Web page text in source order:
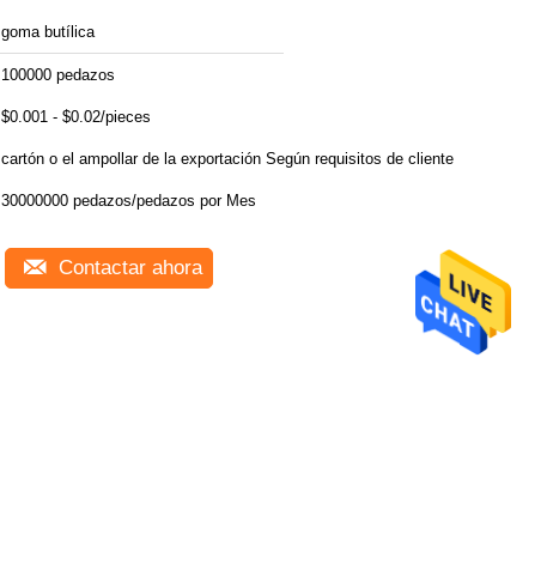
goma butílica
100000 pedazos
$0.001 - $0.02/pieces
cartón o el ampollar de la exportación Según requisitos de cliente
30000000 pedazos/pedazos por Mes
Contactar ahora